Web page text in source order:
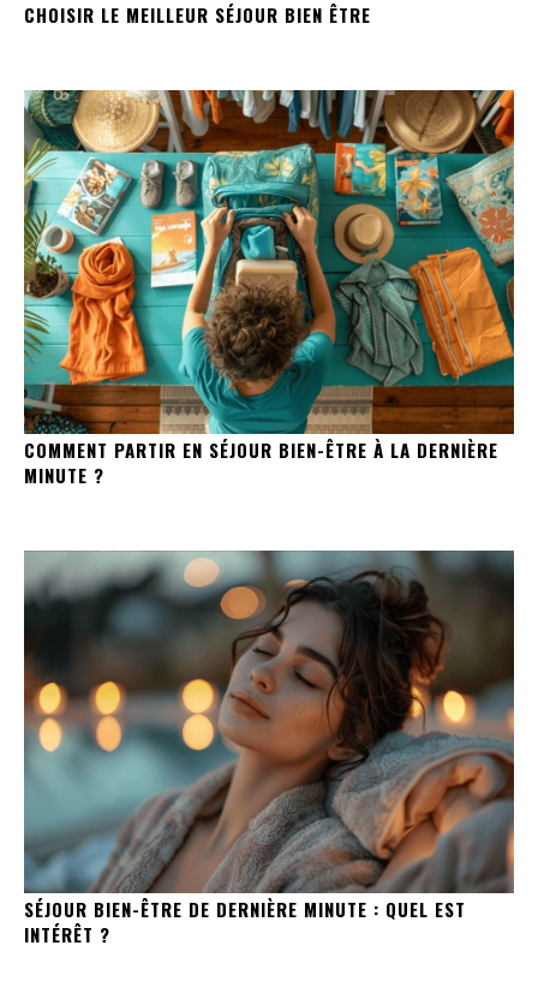
CHOISIR LE MEILLEUR SÉJOUR BIEN ÊTRE
COMMENT PARTIR EN SÉJOUR BIEN-ÊTRE À LA DERNIÈRE
MINUTE ?
SÉJOUR BIEN-ÊTRE DE DERNIÈRE MINUTE : QUEL EST
INTÉRÊT ?